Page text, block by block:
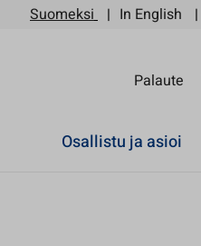
Suomeksi In English
Palaute
Osallistu ja asioi